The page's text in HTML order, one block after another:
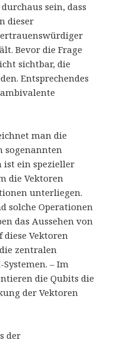
sein, dass
dieser
Bevor die Frage
sichtbar, die
Entsprechendes
man die
sogenannten
ein spezieller
die Vektoren
unterliegen.
solche Operationen
das Aussehen von
diese Vektoren
zentralen
– Im
die Qubits die
der Vektoren
der